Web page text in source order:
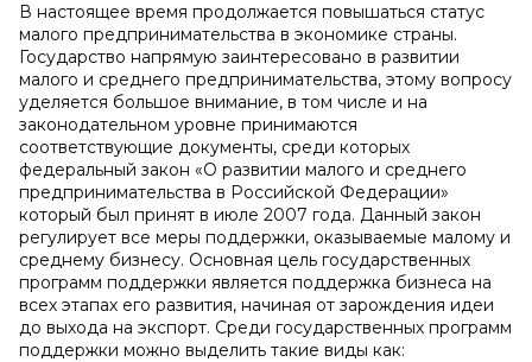
В настоящее время продолжается повышаться статус
малого предпринимательства в экономике страны.
Государство напрямую заинтересовано в развитии
малого и среднего предпринимательства, этому вопросу
уделяется большое внимание, в том числе и на
законодательном уровне принимаются
соответствующие документы, среди которых
федеральный закон «О развитии малого и среднего
предпринимательства в Российской Федерации»
который был принят в июле 2007 года. Данный закон
регулирует все меры поддержки, оказываемые малому и
среднему бизнесу. Основная цель государственных
программ поддержки является поддержка бизнеса на
всех этапах его развития, начиная от зарождения идеи
до выхода на экспорт. Среди государственных программ
поддержки можно выделить такие виды как: